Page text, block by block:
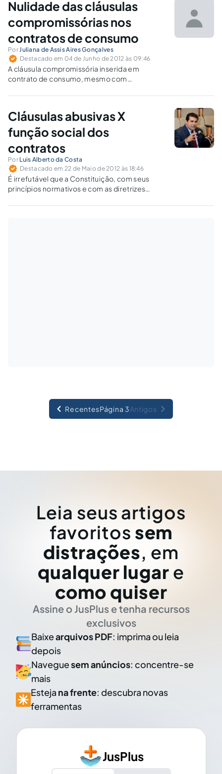
Nulidade das cláusulas
compromissórias nos
contratos de consumo
PorJuliana de Assis Aires Gonçalves
Destacado em 04 de Junho de 2012 às 09:46
A cláusula compromissória inserida em
contrato de consumo, mesmo com
nº 9.307/96, é nula de pleno direito. Por essa
competência do Judiciário para solucionar
lides de consumo.
Cláusulas abusivas X
função social dos
contratos
Por Luis Alberto da Costa
Destacado em 22 de Maio de 2012 às 18:46
É irrefutável que a Constituição, com seus
princípios normativos e com as diretrizes
representa o caminho adequado para uma
RecentesPágina 3Antigos
Leia seus artigos
favoritos sem
distrações, em
qualquer lugar e
como quiser
Assine o JusPlus e tenha recursos
exclusivos
Baixearquivos PDF: imprima ou leia
depois
Naveguesem anúncios: concentre-se
mais
Esteja na frente: descubra novas
ferramentas
JusPlus